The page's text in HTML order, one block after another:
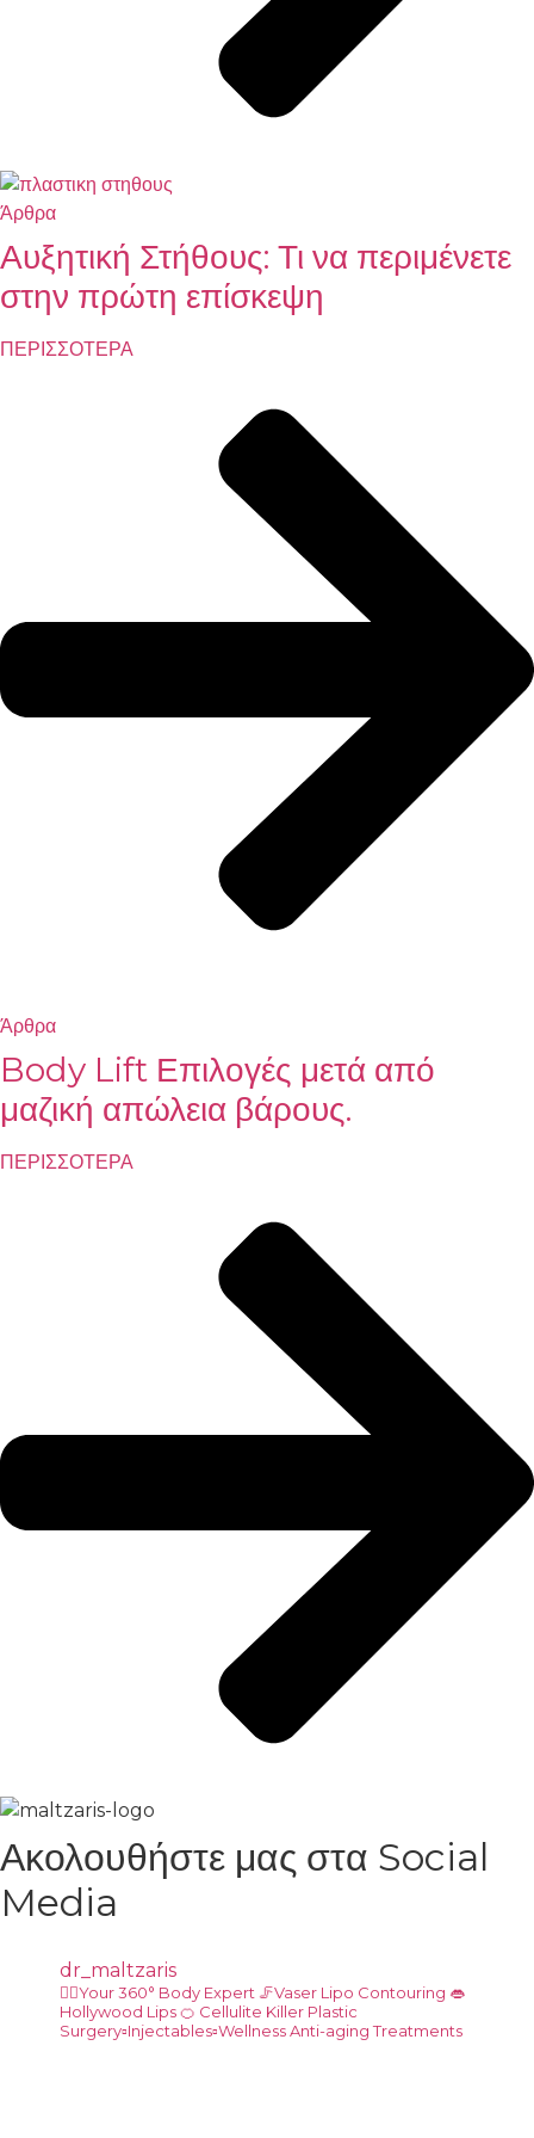
Άρθρα
Αυξητική Στήθους: Τι να περιμένετε
στην πρώτη επίσκεψη
ΠΕΡΙΣΣΟΤΕΡΑ
Άρθρα
Body Lift Επιλογές μετά από
μαζική απώλεια βάρους.
ΠΕΡΙΣΣΟΤΕΡΑ
Ακολουθήστε μας στα Social
Media
dr_maltzaris
👨‍⚕️Your 360° Body Expert 🦵Vaser Lipo Contouring 👄
Hollywood Lips🍊 Cellulite Killer Plastic
Surgery▫️Injectables▫️Wellness Anti-aging Treatments